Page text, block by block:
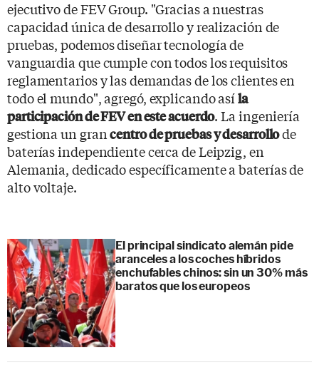
ejecutivo de FEV Group. "Gracias a nuestras
capacidad única de desarrollo y realización de
pruebas, podemos diseñar tecnología de
vanguardia que cumple con todos los requisitos
reglamentarios y las demandas de los clientes en
todo el mundo", agregó, explicando asíla
participación de FEV en este acuerdo. La ingeniería
gestiona un grancentro de pruebas y desarrollode
baterías independiente cerca de Leipzig, en
Alemania, dedicado específicamente a baterías de
alto voltaje.
El principal sindicato alemán pide
aranceles a los coches híbridos
enchufables chinos: sin un 30% más
baratos que los europeos